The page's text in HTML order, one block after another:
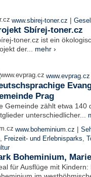
www.sbirej-toner.cz |
Sbírej-toner.cz
toner.cz ist ein
der... mehr ›
www.evprag.cz
Prag
Gemeinde zählt etwa 140
unterschiedlicher...
www.boheminium.cz |
, Freizeit- und Erlebnisparks,
Boheminium,
für Ausflüge mit Kindern: